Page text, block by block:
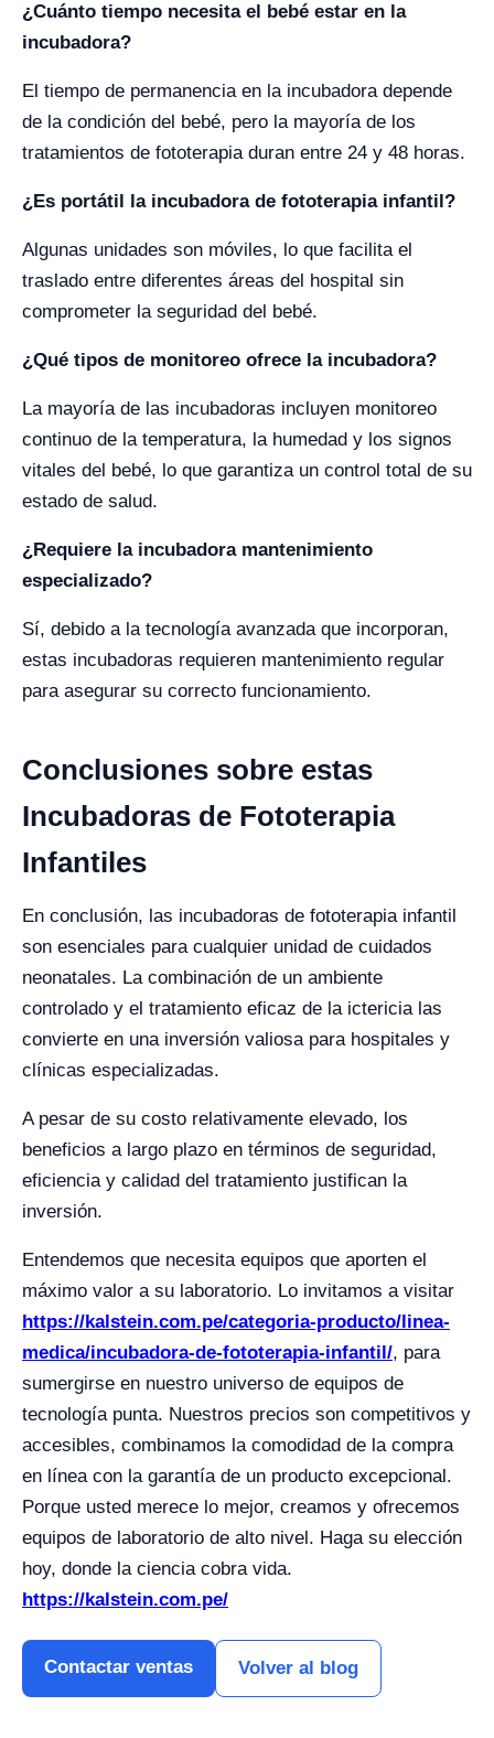
¿Cuánto tiempo necesita el bebé estar en la
incubadora?
El tiempo de permanencia en la incubadora depende
de la condición del bebé, pero la mayoría de los
tratamientos de fototerapia duran entre 24 y 48 horas.
¿Es portátil la incubadora de fototerapia infantil?
Algunas unidades son móviles, lo que facilita el
traslado entre diferentes áreas del hospital sin
comprometer la seguridad del bebé.
¿Qué tipos de monitoreo ofrece la incubadora?
La mayoría de las incubadoras incluyen monitoreo
continuo de la temperatura, la humedad y los signos
vitales del bebé, lo que garantiza un control total de su
estado de salud.
¿Requiere la incubadora mantenimiento
especializado?
Sí, debido a la tecnología avanzada que incorporan,
estas incubadoras requieren mantenimiento regular
para asegurar su correcto funcionamiento.
Conclusiones sobre estas
Incubadoras de Fototerapia
Infantiles
En conclusión, las incubadoras de fototerapia infantil
son esenciales para cualquier unidad de cuidados
neonatales. La combinación de un ambiente
controlado y el tratamiento eficaz de la ictericia las
convierte en una inversión valiosa para hospitales y
clínicas especializadas.
A pesar de su costo relativamente elevado, los
beneficios a largo plazo en términos de seguridad,
eficiencia y calidad del tratamiento justifican la
inversión.
Entendemos que necesita equipos que aporten el
máximo valor a su laboratorio. Lo invitamos a visitar
https://kalstein.com.pe/categoria-producto/linea-
medica/incubadora-de-fototerapia-infantil/, para
sumergirse en nuestro universo de equipos de
tecnología punta. Nuestros precios son competitivos y
accesibles, combinamos la comodidad de la compra
en línea con la garantía de un producto excepcional.
Porque usted merece lo mejor, creamos y ofrecemos
equipos de laboratorio de alto nivel. Haga su elección
hoy, donde la ciencia cobra vida.
https://kalstein.com.pe/
Contactar ventas Volver al blog